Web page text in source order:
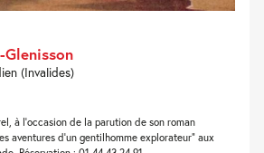
(Invalides)
à l’occasion de la parution de son roman
aventures d’un gentilhomme explorateur” aux